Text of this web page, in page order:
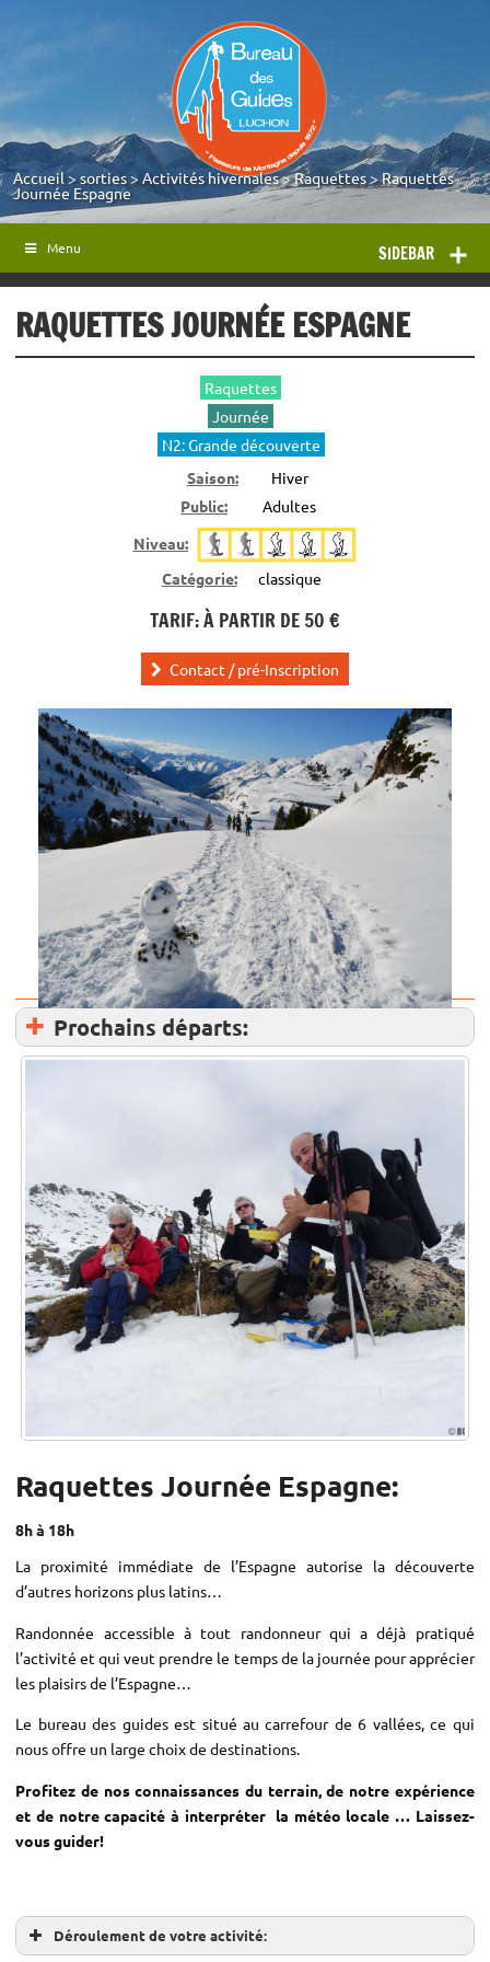
Accueil>sorties>Activités hivernales>Raquettes>Raquettes
Journée Espagne
SIDEBAR
Menu
RAQUETTES JOURNÉE ESPAGNE
Raquettes
Journée
N2: Grande découverte
Saison:
Hiver
Public:
Adultes
Niveau:
Catégorie:
classique
TARIF: À PARTIR DE 50 €
Contact / pré-Inscription
Prochains départs:
RaquettesJournée Espagne:
8h à 18h
La proximité immédiate de l’Espagne autorise la découverte
d’autres horizons plus latins…
Randonnée accessible à tout randonneur qui a déjà pratiqué
l’activité et qui veut prendre le temps de la journée pour apprécier
les plaisirs de l’Espagne…
Le bureau des guides est situé au carrefour de 6 vallées, ce qui
nous offre un large choix de destinations.
Profitez de nos connaissances du terrain, de notre expérience
et de notre capacité à interpréter la météo locale … Laissez-
vous guider!
Déroulement de votre activité: